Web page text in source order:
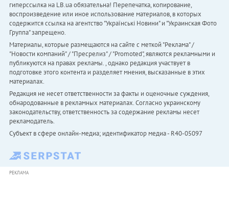
гиперссылка на LB.ua обязательна! Перепечатка, копирование,
воспроизведение или иное использование материалов, в которых
содержится ссылка на агентство "Українськi Новини" и "Украинская Фото
Группа" запрещено.
Материалы, которые размещаются на сайте с меткой "Реклама" /
"Новости компаний" / "Пресрелиз" / "Promoted", являются рекламными и
публикуются на правах рекламы. , однако редакция участвует в
подготовке этого контента и разделяет мнения, высказанные в этих
материалах.
Редакция не несет ответственности за факты и оценочные суждения,
обнародованные в рекламных материалах. Согласно украинскому
законодательству, ответственность за содержание рекламы несет
рекламодатель.
Субъект в сфере онлайн-медиа; идентификатор медиа - R40-05097
РЕКЛАМА